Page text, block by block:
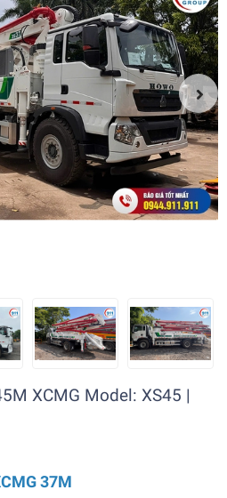
XCMG Model: XS45 |
37M